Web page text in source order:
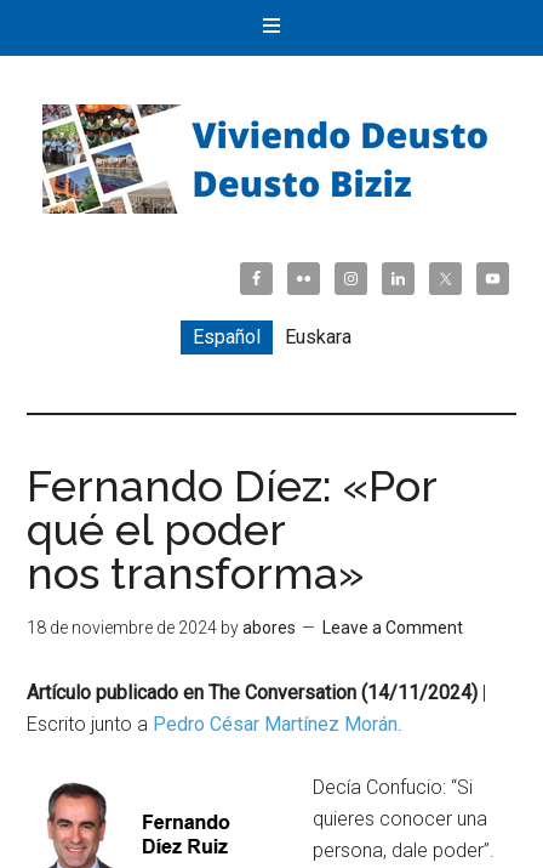
Español Euskara
Fernando Díez: «Por
qué el poder
nos transforma»
18 de noviembre de 2024 byabores Leave a Comment
Artículo publicado en The Conversation (14/11/2024) |
Escrito junto a Pedro César Martínez Morán
Decía Confucio: “Si
quieres conocer una
persona, dale poder”.